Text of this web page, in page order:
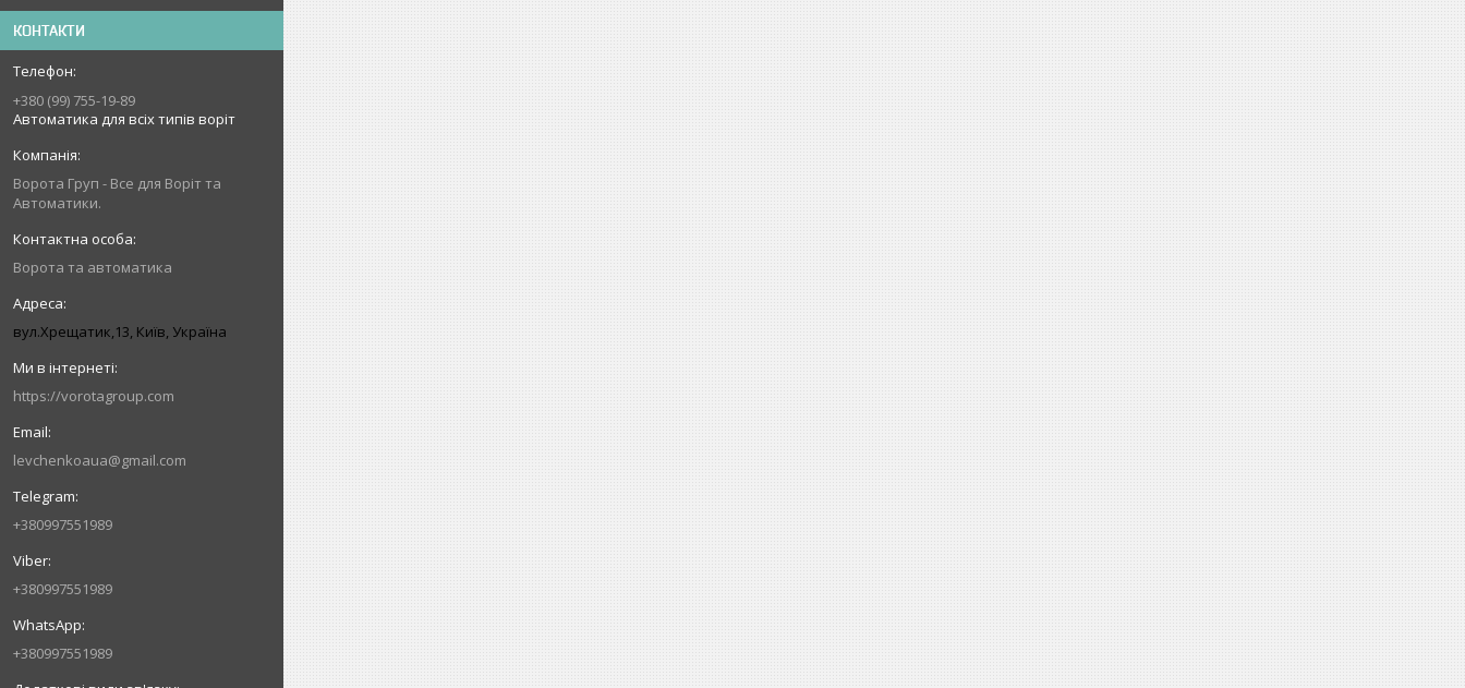
КОНТАКТИ
+380 (99) 755-19-89
Автоматика для всіх типів воріт
Ворота Груп - Все для Воріт та
Автоматики.
Ворота та автоматика
вул.Хрещатик,13, Київ, Україна
https://vorotagroup.com
levchenkoaua@gmail.com
+380997551989
+380997551989
+380997551989